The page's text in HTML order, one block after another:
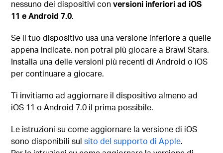
nessuno dei dispositivi conversioni inferiori ad iOS
11 e Android 7.0.
Se il tuo dispositivo usa una versione inferiore a quelle
appena indicate, non potrai più giocare a Brawl Stars.
Installa una delle versioni più recenti di Android o iOS
per continuare a giocare.
Ti invitiamo ad aggiornare il dispositivo almeno ad
iOS 11 o Android 7.0 il prima possibile.
Le istruzioni su come aggiornare la versione di iOS
sono disponibili sulsito del supporto di Apple.